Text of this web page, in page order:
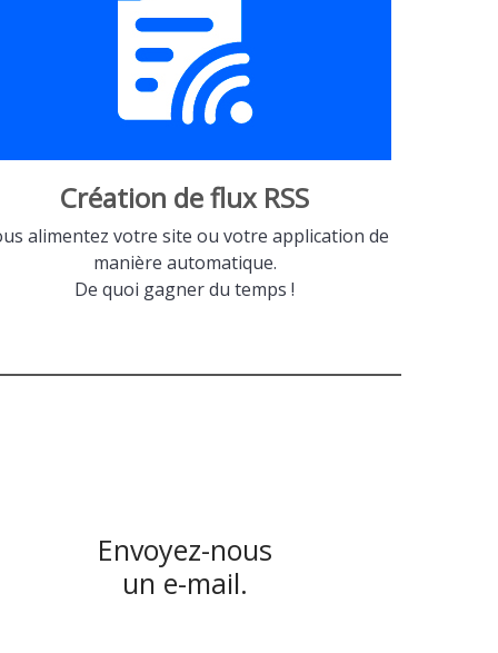
Création de flux RSS
alimentez votre site ou votre application de
manière automatique.
De quoi gagner du temps !
Envoyez-nous
un e-mail.